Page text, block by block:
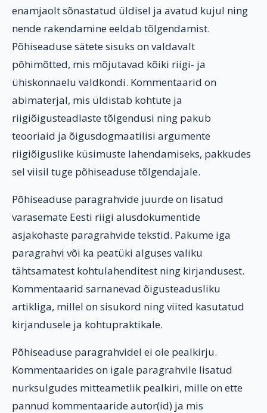
enamjaolt sõnastatud üldisel ja avatud kujul ning
nende rakendamine eeldab tõlgendamist.
Põhiseaduse sätete sisuks on valdavalt
põhimõtted, mis mõjutavad kõiki riigi- ja
ühiskonnaelu valdkondi. Kommentaarid on
abimaterjal, mis üldistab kohtute ja
riigiõigusteadlaste tõlgendusi ning pakub
teooriaid ja õigusdogmaatilisi argumente
riigiõiguslike küsimuste lahendamiseks, pakkudes
sel viisil tuge põhiseaduse tõlgendajale.
Põhiseaduse paragrahvide juurde on lisatud
varasemate Eesti riigi alusdokumentide
asjakohaste paragrahvide tekstid. Pakume iga
paragrahvi või ka peatüki alguses valiku
tähtsamatest kohtulahenditest ning kirjandusest.
Kommentaarid sarnanevad õigusteadusliku
artikliga, millel on sisukord ning viited kasutatud
kirjandusele ja kohtupraktikale.
Põhiseaduse paragrahvidel ei ole pealkirju.
Kommentaarides on igale paragrahvile lisatud
nurksulgudes mitteametlik pealkiri, mille on ette
pannud kommentaaride autor(id) ja mis